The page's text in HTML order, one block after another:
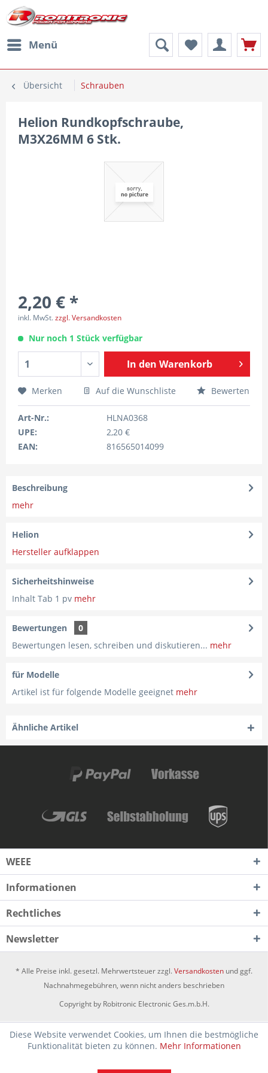
Menü
Übersicht Schrauben
Helion Rundkopfschraube,
M3X26MM 6 Stk.
2,20 € *
inkl. MwSt.zzgl. Versandkosten
Nur noch 1 Stück verfügbar
In den Warenkorb
Merken Auf die Wunschliste Bewerten
Art-Nr.:
HLNA0368
UPE:
2,20 €
EAN:
816565014099
Beschreibung
mehr
Helion
Hersteller aufklappen
Sicherheitshinweise
Inhalt Tab 1 pv mehr
Bewertungen
0
Bewertungen lesen, schreiben und diskutieren... mehr
für Modelle
Artikel ist für folgende Modelle geeignet mehr
Ähnliche Artikel
WEEE
Informationen
Rechtliches
Newsletter
* Alle Preise inkl. gesetzl. Mehrwertsteuer zzgl.Versandkosten und ggf.
Nachnahmegebühren, wenn nicht anders beschrieben
Copyright by Robitronic Electronic Ges.m.b.H.
Diese Website verwendet Cookies, um Ihnen die bestmögliche
Funktionalität bieten zu können. Mehr Informationen